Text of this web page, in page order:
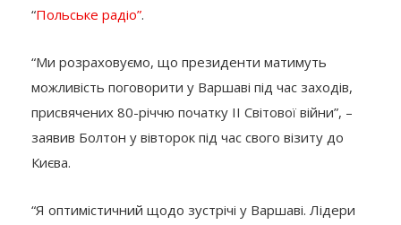
“Польське радіо”.
“Ми розраховуємо, що президенти матимуть
можливість поговорити у Варшаві під час заходів,
присвячених 80-річчю початку ІІ Світової війни”, –
заявив Болтон у вівторок під час свого візиту до
Києва.
“Я оптимістичний щодо зустрічі у Варшаві. Лідери